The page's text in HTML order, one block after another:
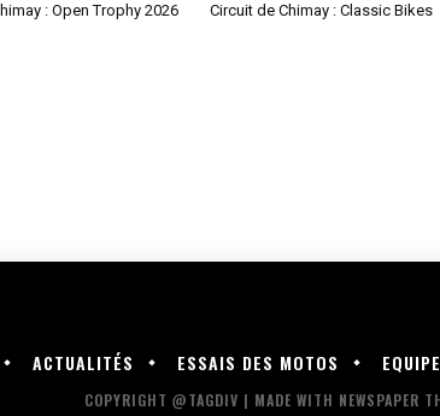
: Open Trophy 2026 Circuit de Chimay : Classic Bikes
ACTUALITÉS ESSAIS DES MOTOS
COPYRIGHT @TAGDIV | MADE WITH NEWSPAPER